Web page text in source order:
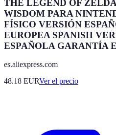
THE LEGEND OF
WISDOM PARA
FÍSICO VERSIÓN
EUROPEA SPANISH
ESPAÑOLA GARANTÍA
es.aliexpress.com
48.18 EURVer el precio